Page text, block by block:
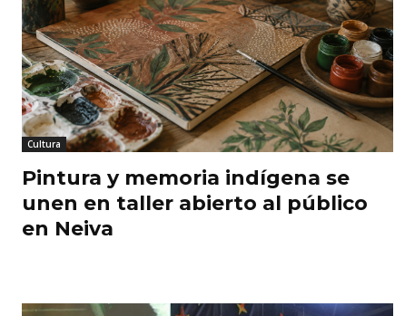
Cultura
Pintura y memoria indígena se
unen en taller abierto al público
en Neiva